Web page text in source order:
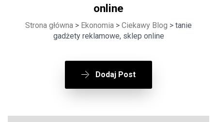
online
Strona główna > Ekonomia > Ciekawy Blog > tanie
gadżety reklamowe, sklep online
Dodaj Post